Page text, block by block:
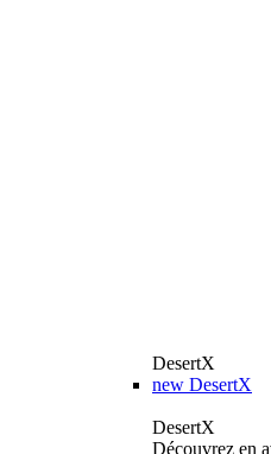
DesertX
new DesertX
DesertX
Découvrez en